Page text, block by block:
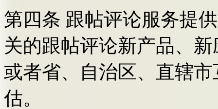
第四条 跟帖评论服务提
关的跟帖评论新产品、
或者省、自治区、直辖
估。